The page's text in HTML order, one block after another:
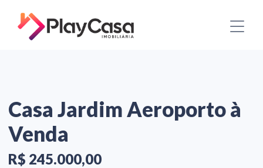
Casa Jardim Aeroporto à
Venda
R$ 245.000,00